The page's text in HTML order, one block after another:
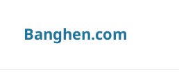
Banghen.com